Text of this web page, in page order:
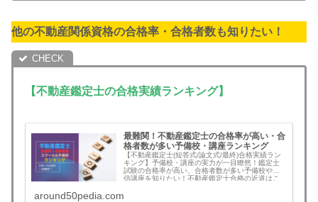
他の不動産関係資格の合格率・合格者数も知りたい！
【不動産鑑定士の合格実績ランキング】
最難関！不動産鑑定士の合格率が高い・合
格者数が多い予備校・講座ランキング
【不動産鑑定士(短答式/論文式/最終)合格実績ラン
キング】予備校・講座の実力が一目瞭然！鑑定士
試験の合格率が高い、合格者数が多い予備校や通
信講座を知りたい！不動産鑑定士合格の近道はこ
around50pedia.com